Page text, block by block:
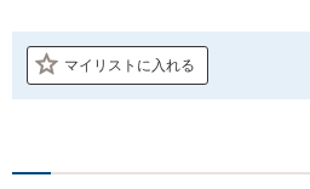
マイリストに入れる